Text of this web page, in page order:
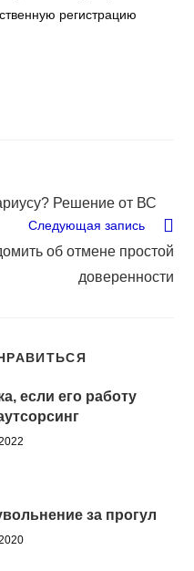
регистрацию
Решение от ВС
Следующая запись
об отмене простой
доверенности
если его работу
за прогул